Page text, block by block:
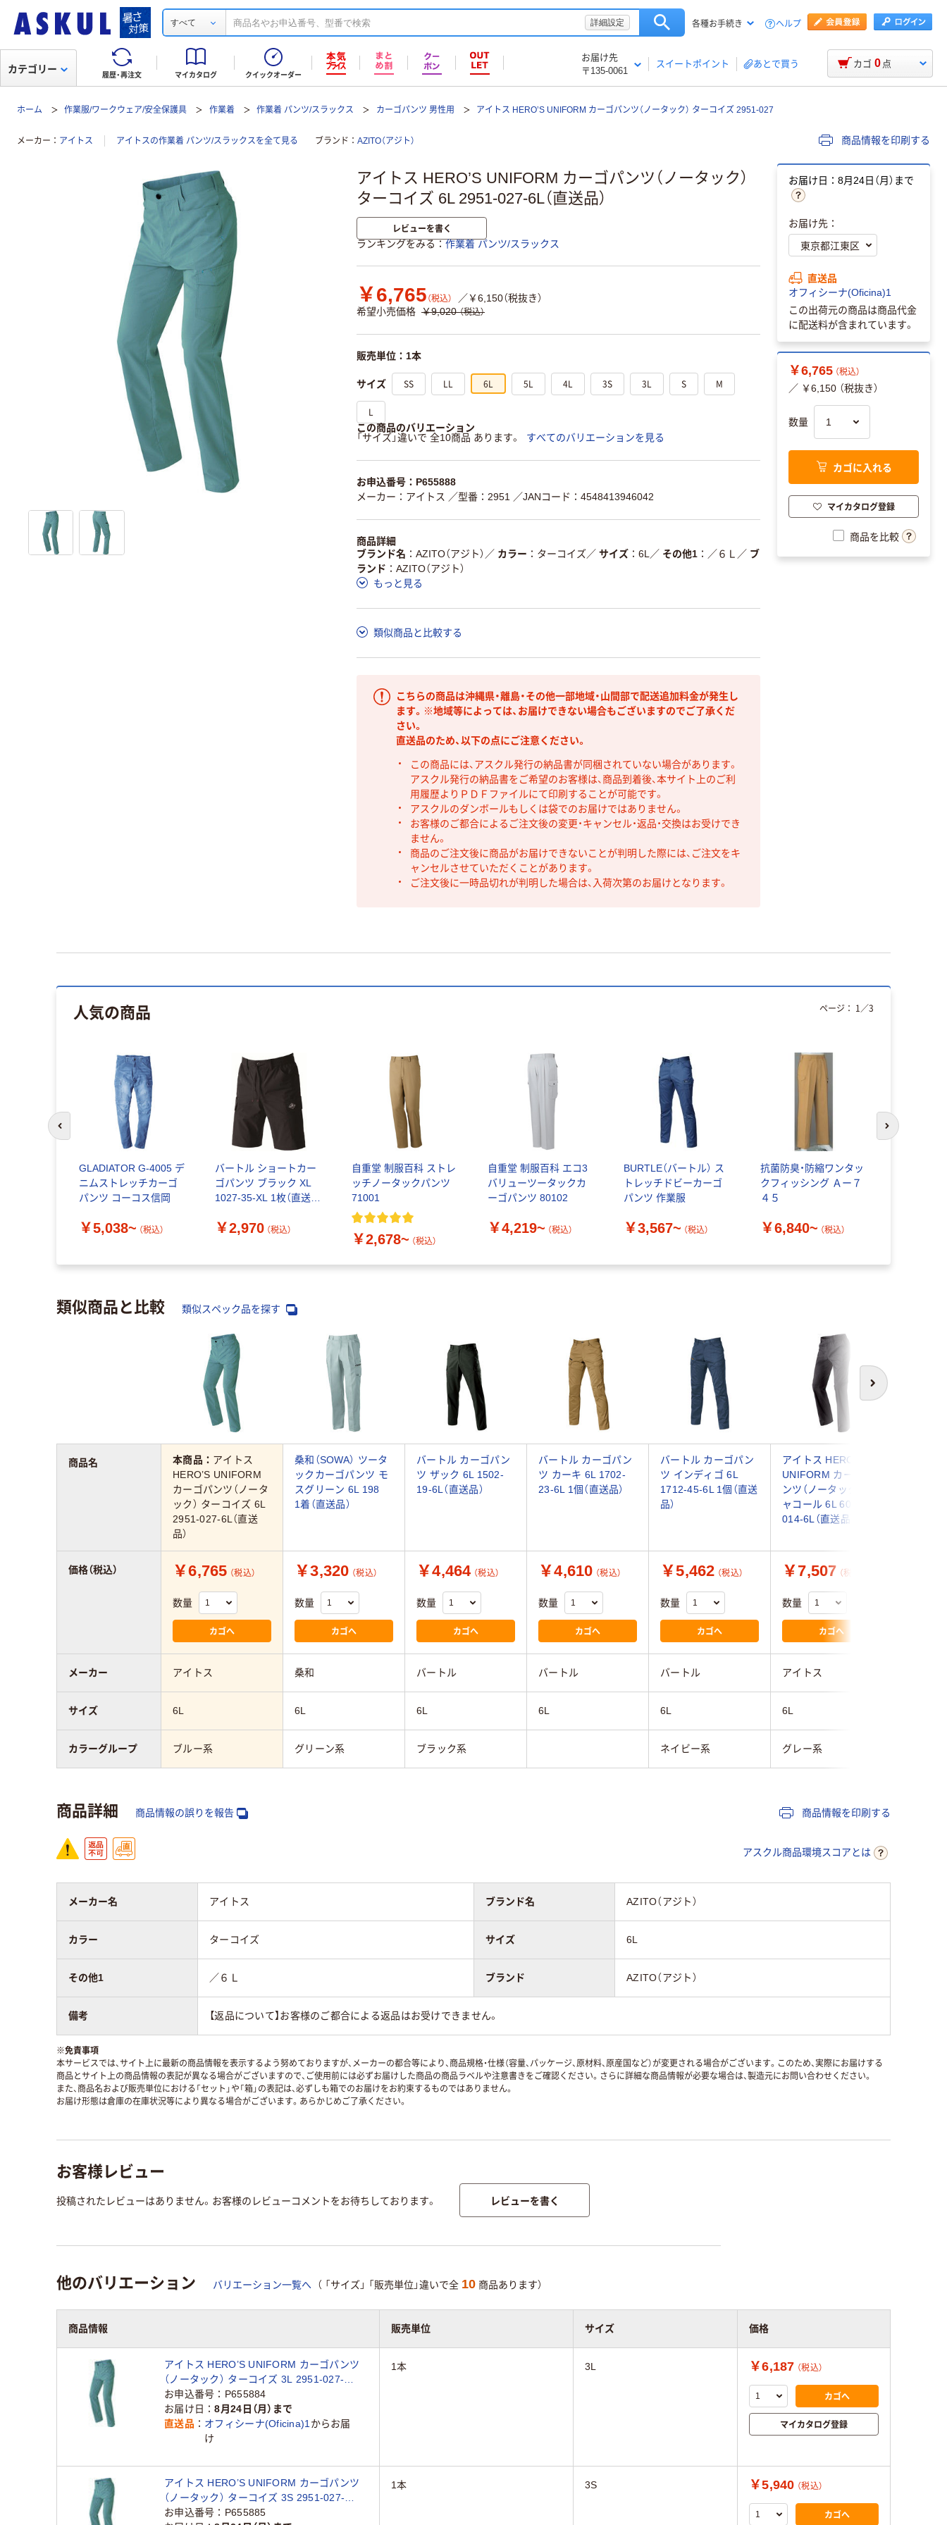
すべて 詳細設定 各種お手続き ヘルプ
履歴・再注文 マイカタログ クイックオーダー
お届け先
〒135-0061
スイートポイント あとで買う
カテゴリー カゴ 0 点
ホーム 作業服/ワークウェア/安全保護具 作業着 作業着 パンツ/スラックス カーゴパンツ 男性用 アイトス HERO’S UNIFORM カーゴパンツ（ノータック） ターコイズ 2951-027
メーカー アイトス アイトスの作業着 パンツ/スラックスを全て見る ブランド AZITO（アジト） 商品情報を印刷する
アイトス HERO’S UNIFORM カーゴパンツ（ノータック）
ターコイズ 6L 2951-027-6L（直送品）
レビューを書く
ランキングをみる 作業着 パンツ/スラックス
￥6,765 （税込）
／￥6,150（税抜き）
希望小売価格 ￥9,020 （税込）
販売単位：1本
サイズ SS LL 6L 5L 4L 3S 3L S M
L
この商品のバリエーション
「サイズ」違いで 全10商品 あります。
すべてのバリエーションを見る
お申込番号：P655888
メーカー：アイトス ／型番：2951 ／JANコード：4548413946042
商品詳細
ブランド名
AZITO（アジト） ／ カラー ターコイズ／ サイズ 6L ／ その他1 ／６Ｌ ／ ブ
ランド
AZITO（アジト）
もっと見る
類似商品と比較する
こちらの商品は沖縄県・離島・その他一部地域・山間部で配送追加料金が発生し
ます。※地域等によっては、お届けできない場合もございますのでご了承くだ
さい。
直送品のため、以下の点にご注意ください。
この商品には、アスクル発行の納品書が同梱されていない場合があります。
アスクル発行の納品書をご希望のお客様は、商品到着後、本サイト上のご利
用履歴よりＰＤＦファイルにて印刷することが可能です。
アスクルのダンボールもしくは袋でのお届けではありません。
お客様のご都合によるご注文後の変更・キャンセル・返品・交換はお受けでき
ません。
商品のご注文後に商品がお届けできないことが判明した際には、ご注文をキ
ャンセルさせていただくことがあります。
ご注文後に一時品切れが判明した場合は、入荷次第のお届けとなります。
お届け日：8月24日（月）まで
お届け先：
直送品
オフィシーナ(Oficina)1
この出荷元の商品は商品代金
に配送料が含まれています。
￥6,765 （税込）
／ ￥6,150 （税抜き）
数量
カゴに入れる
マイカタログ登録
商品を比較
人気の商品
GLADIATOR G-4005 デ
ニムストレッチカーゴ
パンツ コーコス信岡
￥5,038~ （税込）
バートル ショートカー
ゴパンツ ブラック XL
1027-35-XL 1枚（直送
￥2,970 （税込）
自重堂 制服百科 ストレ
ッチノータックパンツ
71001
￥2,678~ （税込）
自重堂 制服百科 エコ3
バリューツータックカ
ーゴパンツ 80102
￥4,219~ （税込）
BURTLE（バートル） ス
トレッチドビーカーゴ
パンツ 作業服
￥3,567~ （税込）
抗菌防臭・防縮ワンタッ
クフィッシング Ａー７
４５
￥6,840~ （税込）
ページ： 1 ／3
前のスライドへ 次のスライド
類似商品と比較 類似スペック品を探す
次へ
本商品： アイトス
HERO’S UNIFORM
カーゴパンツ（ノータ
ック） ターコイズ 6L
2951-027-6L（直送
品）
桑和（SOWA） ツータ
ックカーゴパンツ モ
スグリーン 6L 198
1着（直送品）
バートル カーゴパン
ツ ザック 6L 1502-
19-6L（直送品）
バートル カーゴパン
ツ カーキ 6L 1702-
23-6L 1個（直送品）
バートル カーゴパン
ツ インディゴ 6L
1712-45-6L 1個（直送
品）
アイトス HERO’S
UNIFORM カーゴパ
ンツ（ノータック） チ
ャコール 6L 60751-
014-6L（直送品）
￥6,765 （税込）
数量
カゴへ
￥3,320 （税込）
数量
カゴへ
￥4,464 （税込）
数量
カゴへ
￥4,610 （税込）
数量
カゴへ
￥5,462 （税込）
数量
カゴへ
￥7,507 （税込）
数量
カゴへ
アイトス 桑和 バートル バートル バートル アイトス
6L 6L 6L 6L 6L 6L
ブルー系 グリーン系 ブラック系 ネイビー系 グレー系
商品名
価格（税込）
メーカー
サイズ
カラーグループ
商品詳細 商品情報の誤りを報告 商品情報を印刷する
アスクル商品環境スコアとは
メーカー名 アイトス ブランド名 AZITO（アジト）
カラー ターコイズ サイズ 6L
その他1 ／６Ｌ ブランド AZITO（アジト）
備考 【返品について】お客様のご都合による返品はお受けできません。
※免責事項
本サービスでは、サイト上に最新の商品情報を表示するよう努めておりますが、メーカーの都合等により、商品規格・仕様（容量、パッケージ、原材料、原産国など）が変更される場合がございます。このため、実際にお届けする
商品とサイト上の商品情報の表記が異なる場合がございますので、ご使用前には必ずお届けした商品の商品ラベルや注意書きをご確認ください。さらに詳細な商品情報が必要な場合は、製造元にお問い合わせください。
また、商品名および販売単位における「セット」や「箱」の表記は、必ずしも箱でのお届けをお約束するものではありません。
お届け形態は倉庫の在庫状況等により異なる場合がございます。あらかじめご了承ください。
お客様レビュー
投稿されたレビューはありません。お客様のレビューコメントをお待ちしております。 レビューを書く
他のバリエーション バリエーション一覧へ （ 「サイズ」 「販売単位」違いで全 10 商品あります）
商品情報 販売単位 サイズ 価格
アイトス HERO’S UNIFORM カーゴパンツ
（ノータック） ターコイズ 3L 2951-027-
3L（直送品）
お申込番号
P655884
お届け日
8月24日（月）まで
直送品
オフィシーナ(Oficina)1 からお届
け
1本 3L ￥6,187 （税込）
カゴへ
マイカタログ登録
アイトス HERO’S UNIFORM カーゴパンツ
（ノータック） ターコイズ 3S 2951-027-
3S（直送品）
お申込番号
P655885
1本 3S ￥5,940 （税込）
カゴへ